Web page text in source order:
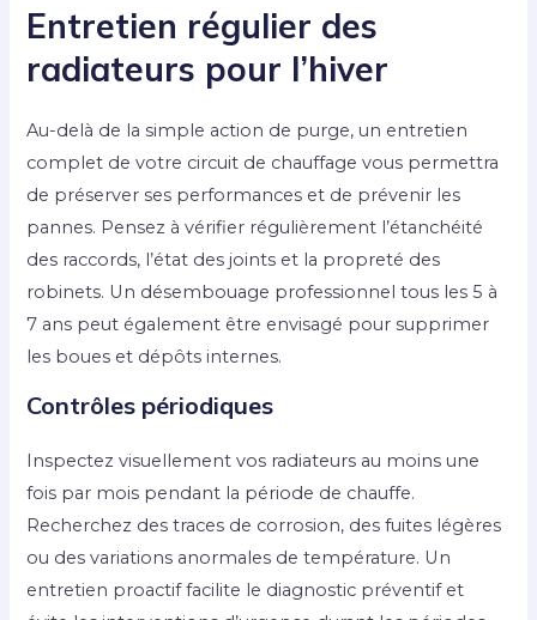
Entretien régulier des
radiateurs pour l’hiver
Au-delà de la simple action de purge, un entretien
complet de votre circuit de chauffage vous permettra
de préserver ses performances et de prévenir les
pannes. Pensez à vérifier régulièrement l’étanchéité
des raccords, l’état des joints et la propreté des
robinets. Un désembouage professionnel tous les 5 à
7 ans peut également être envisagé pour supprimer
les boues et dépôts internes.
Contrôles périodiques
Inspectez visuellement vos radiateurs au moins une
fois par mois pendant la période de chauffe.
Recherchez des traces de corrosion, des fuites légères
ou des variations anormales de température. Un
entretien proactif facilite le diagnostic préventif et